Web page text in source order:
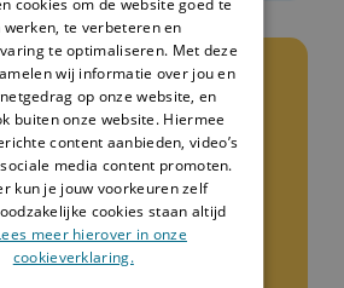
kort
werken, te verbeteren en
te optimaliseren. Met deze
wij informatie over jou en
op onze website, en
buiten onze website. Hiermee
content aanbieden, video’s
media content promoten.
kun je jouw voorkeuren zelf
cookies staan altijd
meer hierover in onze
cookieverklaring.